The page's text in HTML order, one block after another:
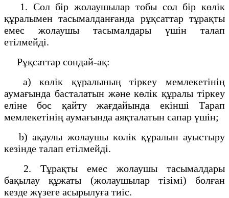
1. Сол бір жолаушылар тобы сол бір көлік
құралымен тасымалданғанда рұқсаттар тұрақты
емес жолаушы тасымалдары үшін талап
етілмейді.
Рұқсаттар сондай-ақ:
a) көлік құралының тіркеу мемлекетінің
аумағында басталатын және көлік құралы тіркеу
еліне бос қайту жағдайында екінші Тарап
мемлекетінің аумағында аяқталатын сапар үшін;
b) ақаулы жолаушы көлік құралын ауыстыру
кезінде талап етілмейді.
2. Тұрақты емес жолаушы тасымалдары
бақылау құжаты (жолаушылар тізімі) болған
кезде жүзеге асырылуға тиіс.